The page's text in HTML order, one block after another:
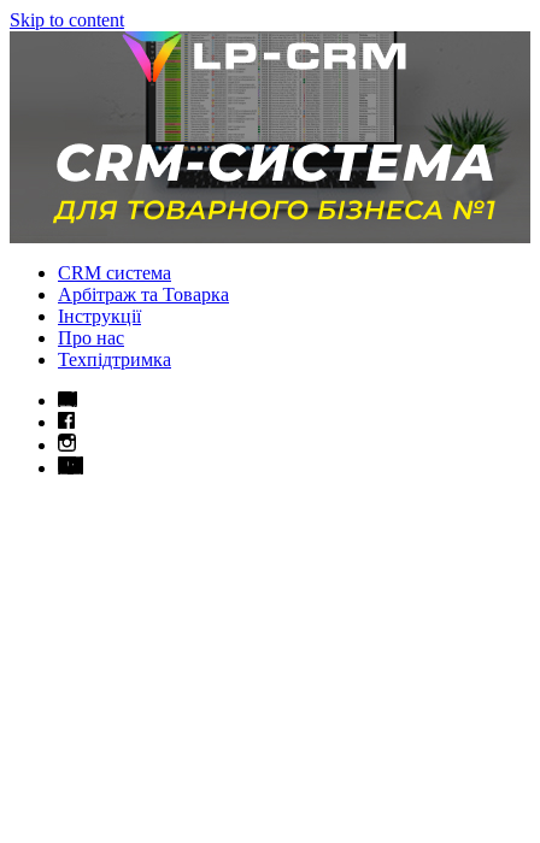
Skip to content
CRM система
Арбітраж та Товарка
Інструкції
Про нас
Техпідтримка